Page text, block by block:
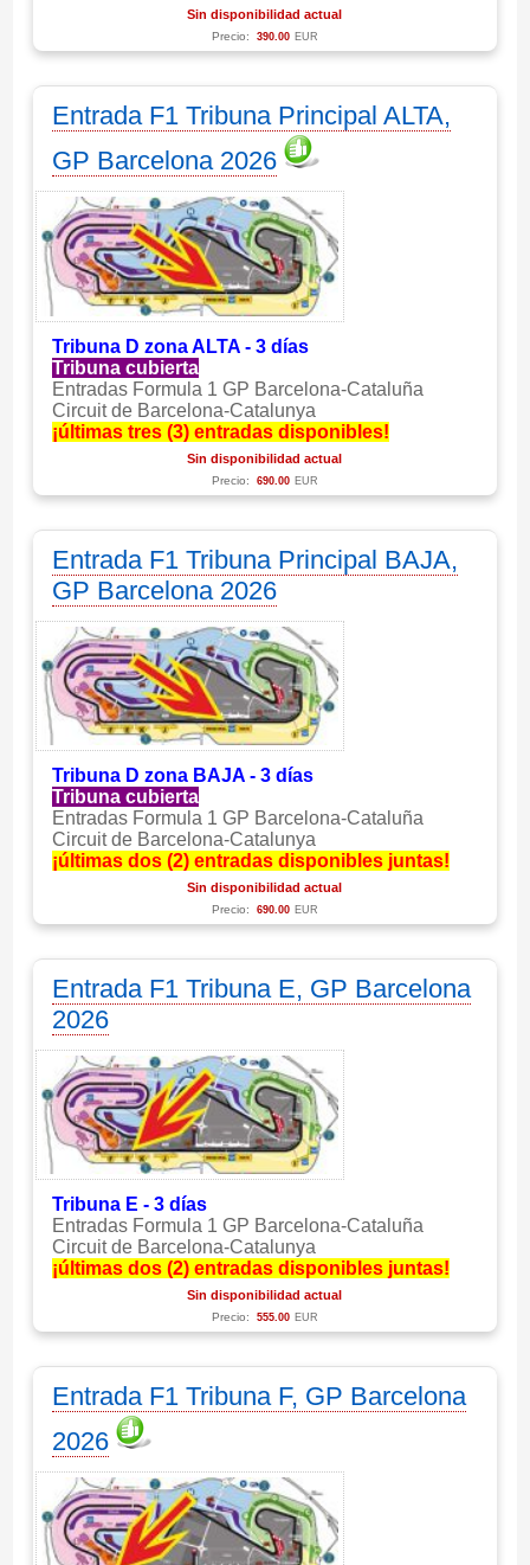
Sin disponibilidad actual
Precio: 390.00 EUR
Entrada F1 Tribuna Principal ALTA,
GP Barcelona 2026
Tribuna D zona ALTA - 3 días
Tribuna cubierta
Entradas Formula 1 GP Barcelona-Cataluña
Circuit de Barcelona-Catalunya
¡últimas tres (3) entradas disponibles!
Sin disponibilidad actual
Precio: 690.00 EUR
Entrada F1 Tribuna Principal BAJA,
GP Barcelona 2026
Tribuna D zona BAJA - 3 días
Tribuna cubierta
Entradas Formula 1 GP Barcelona-Cataluña
Circuit de Barcelona-Catalunya
¡últimas dos (2) entradas disponibles juntas!
Sin disponibilidad actual
Precio: 690.00 EUR
Entrada F1 Tribuna E, GP Barcelona
2026
Tribuna E - 3 días
Entradas Formula 1 GP Barcelona-Cataluña
Circuit de Barcelona-Catalunya
¡últimas dos (2) entradas disponibles juntas!
Sin disponibilidad actual
Precio: 555.00 EUR
Entrada F1 Tribuna F, GP Barcelona
2026